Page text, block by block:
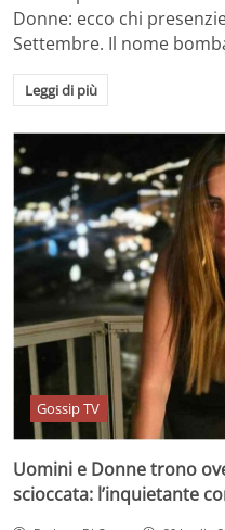
Donne: ecco chi
Settembre. Il nome
Leggi di più
Gossip TV
Uomini e Donne trono
scioccata: l’inquietante